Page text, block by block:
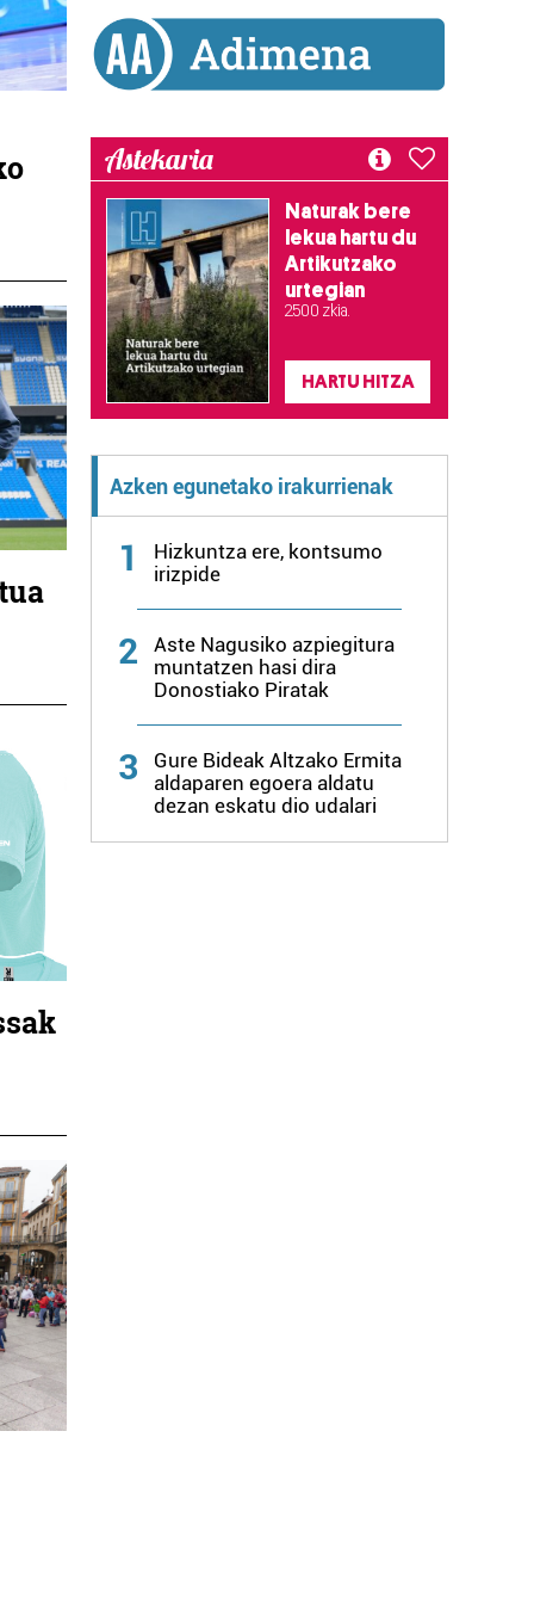
Astekaria
Naturak bere
lekua hartu du
Artikutzako
urtegian
2.500 zkia.
HARTU HITZA
Azken egunetako irakurrienak
1
Hizkuntza ere, kontsumo
irizpide
2
Aste Nagusiko azpiegitura
muntatzen hasi dira
Donostiako Piratak
3
Gure Bideak Altzako Ermita
aldaparen egoera aldatu
dezan eskatu dio udalari